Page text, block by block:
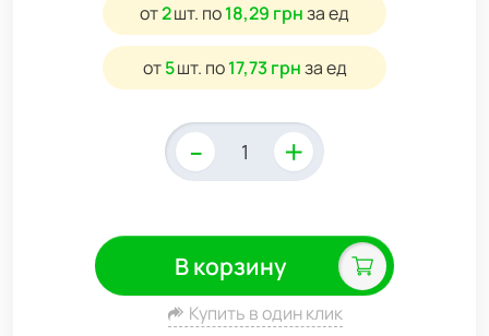
от2шт. по18,29 грнза ед
от5шт. по17,73 грнза ед
- +
В корзину
Купить в один клик